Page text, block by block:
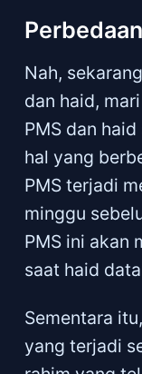
Nah,
dan haid,
PMS dan
hal yang
PMS terjadi
minggu
PMS ini akan
saat haid
Sementara
yang terjadi